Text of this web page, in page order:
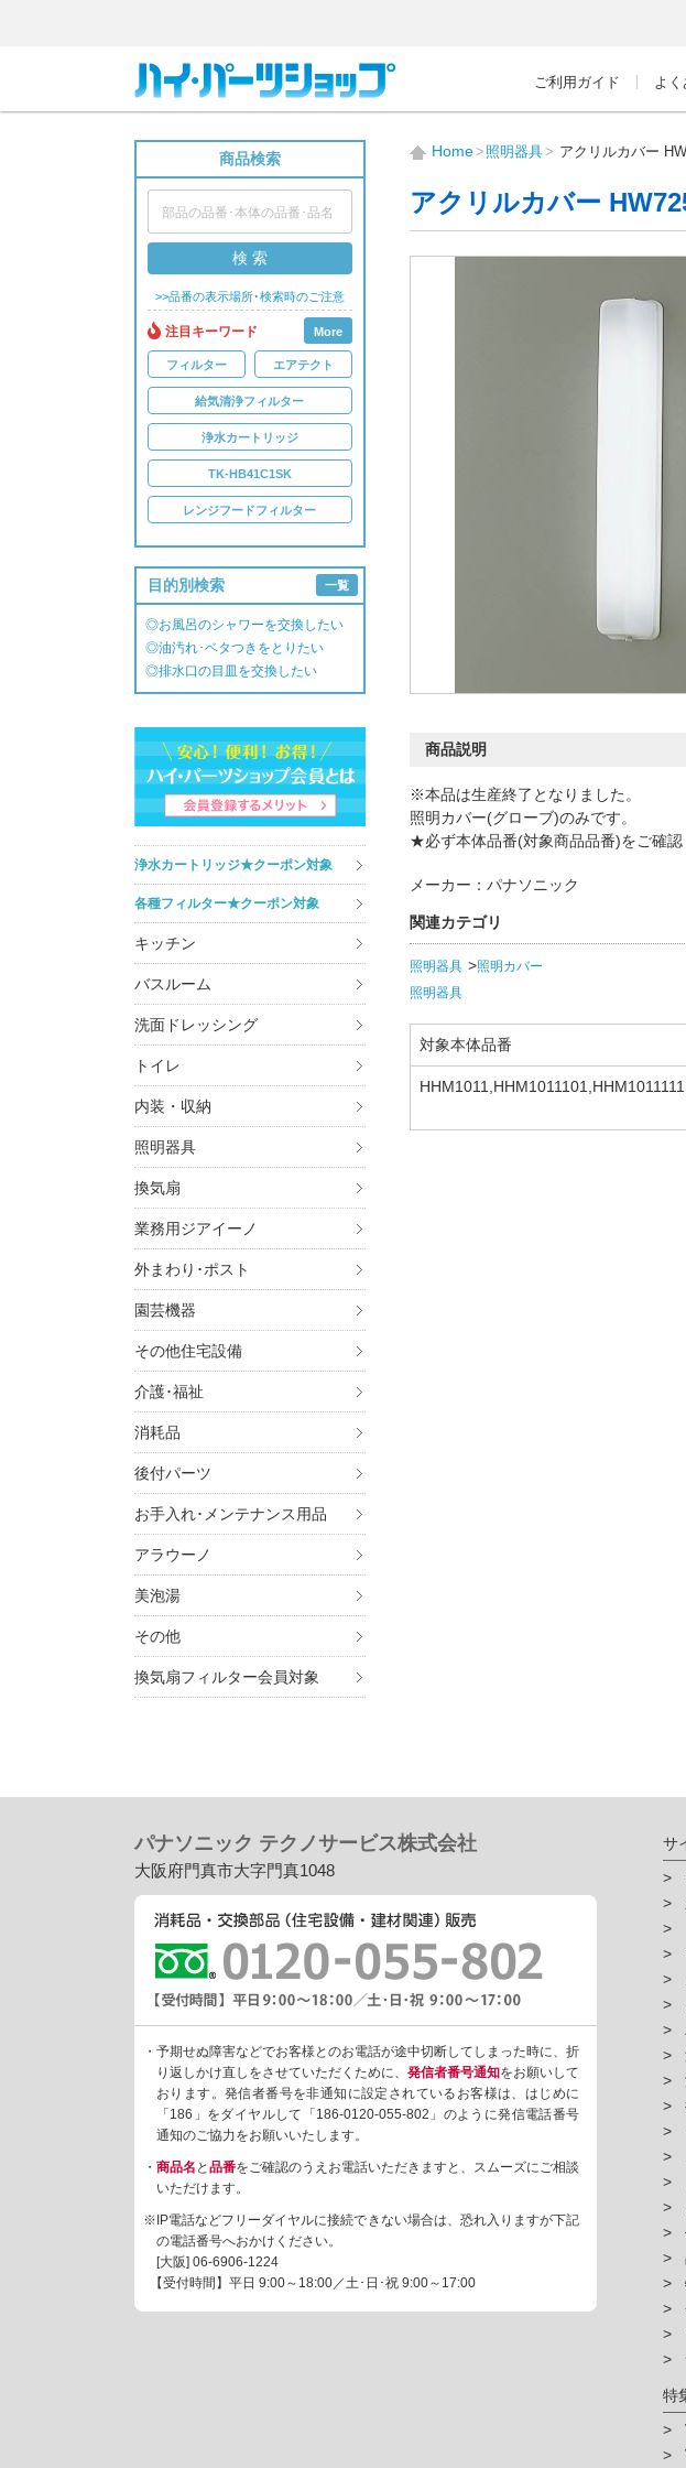
ご利用ガイド よく
商品検索
検 索
>>品番の表示場所･検索時のご注意
注目キーワード More
フィルター エアテクト
給気清浄フィルター
浄水カートリッジ
TK-HB41C1SK
レンジフードフィルター
目的別検索 一覧
◎お風呂のシャワーを交換したい
◎油汚れ･ベタつきをとりたい
◎排水口の目皿を交換したい
浄水カートリッジ★クーポン対象
各種フィルター★クーポン対象
キッチン
バスルーム
洗面ドレッシング
トイレ
内装・収納
照明器具
換気扇
業務用ジアイーノ
外まわり･ポスト
園芸機器
その他住宅設備
介護･福祉
消耗品
後付パーツ
お手入れ･メンテナンス用品
アラウーノ
美泡湯
その他
換気扇フィルター会員対象
Home 照明器具 アクリルカバー
アクリルカバー
商品説明
※本品は生産終了となりました。
照明カバー(グローブ)のみです。
★必ず本体品番(対象商品品番)をご確認
メーカー：パナソニック
関連カテゴリ
照明器具
照明カバー
照明器具
対象本体品番
パナソニック テクノサービス株式会社
大阪府門真市大字門真1048
・予期せぬ障害などでお客様とのお電話が途中切断してしまった時に、折
り返しかけ直しをさせていただくために、 発信者番号通知をお願いして
おります。発信者番号を非通知に設定されているお客様は、はじめに
「186」をダイヤルして「186-0120-055-802」のように発信電話番号
通知のご協力をお願いいたします。
・ 商品名 と 品番をご確認のうえお電話いただきますと、スムーズにご相談
いただけます。
※IP電話などフリーダイヤルに接続できない場合は、恐れ入りますが下記
の電話番号へおかけください。
[大阪] 06-6906-1224
【受付時間】平日 9:00～18:00／土･日･祝 9:00～17:00
サ
特